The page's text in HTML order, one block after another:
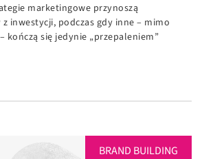
marketingowe przynoszą
inwestycji, podczas gdy inne – mimo
kończą się jedynie „przepaleniem”
BRAND BUILDING